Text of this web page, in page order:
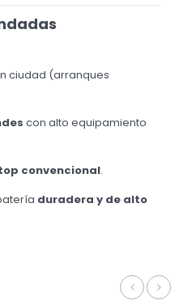
ciudad (arranques
con alto equipamiento
convencional.
duradera y de alto